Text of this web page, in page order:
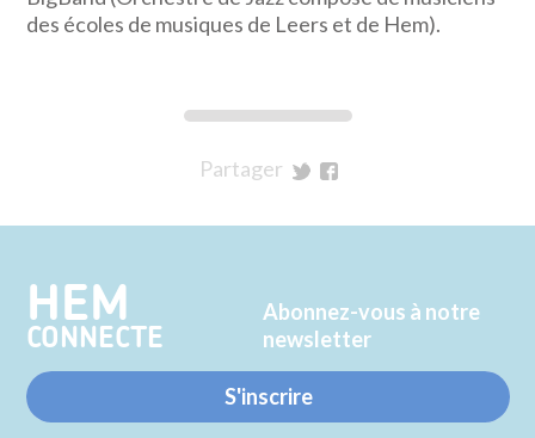
des écoles de musiques de Leers et de Hem).
Partager
Twitter
Facebook
HEM
CONNECTE
Abonnez-vous à notre
newsletter
S'inscrire